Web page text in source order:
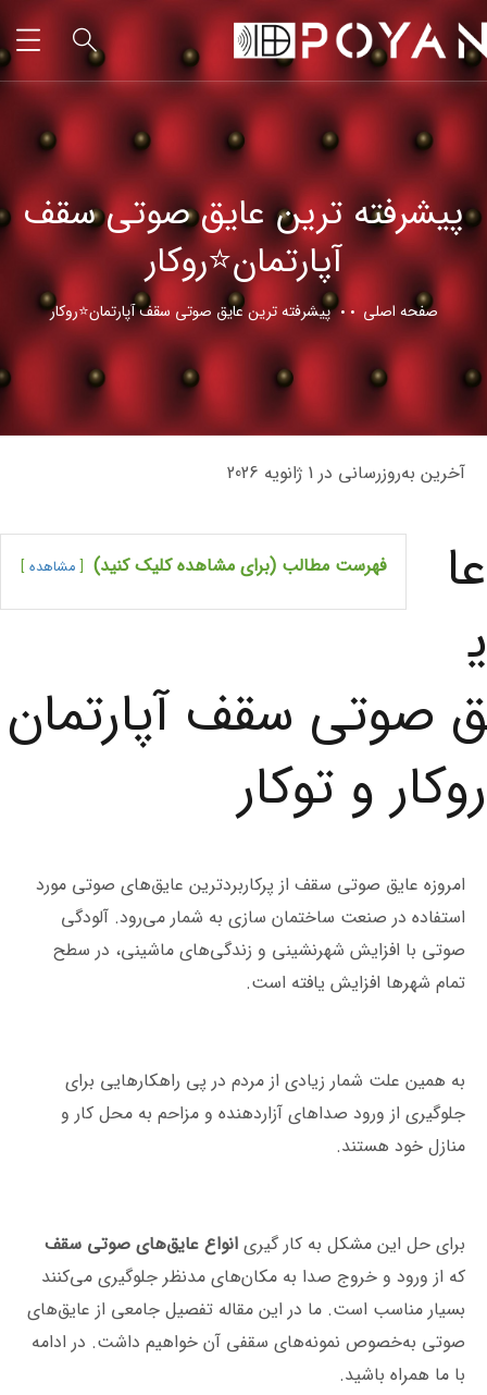
پیشرفته ترین عایق صوتی سقف
آپارتمان⭐روکار
صفحه اصلی پیشرفته ترین عایق صوتی سقف آپارتمان⭐روکار
آخرین به‌روزرسانی در 1 ژانویه 2026
فهرست مطالب (برای مشاهده کلیک کنید) مشاهده
عا
ی
ق صوتی سقف آپارتمان
روکار و توکار
امروزه عایق صوتی سقف از پرکاربردترین عایق‌های صوتی مورد
استفاده در صنعت ساختمان سازی به شمار می‌رود. آلودگی
صوتی با افزایش شهرنشینی و زندگی‌های ماشینی، در سطح
تمام شهرها افزایش یافته است.
به همین علت شمار زیادی از مردم در پی راهکارهایی برای
جلوگیری از ورود صداهای آزاردهنده و مزاحم به محل کار و
منازل خود هستند.
برای حل این مشکل به کار گیری انواع عایق‌های صوتی‌ سقف
که از ورود و خروج صدا به مکان‌های مدنظر جلوگیری می‌کنند
بسیار مناسب است. ما در این مقاله تفصیل جامعی از عایق‌های
صوتی به‌خصوص نمونه‌های سقفی آن خواهیم داشت. در ادامه
با ما همراه باشید.